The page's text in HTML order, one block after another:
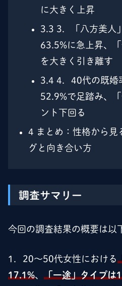
に大きく上昇
3.3 3．「八方美人
63.5%に急上昇、
を大きく引き離す
3.4 4．40代の既婚
52.9%で足踏み、
ント下回る
4 まとめ：性格から見
グと向き合い方
調査サマリー
今回の調査結果の概要は以
1．20～50代女性における
17.1%、 「一途」タイプは